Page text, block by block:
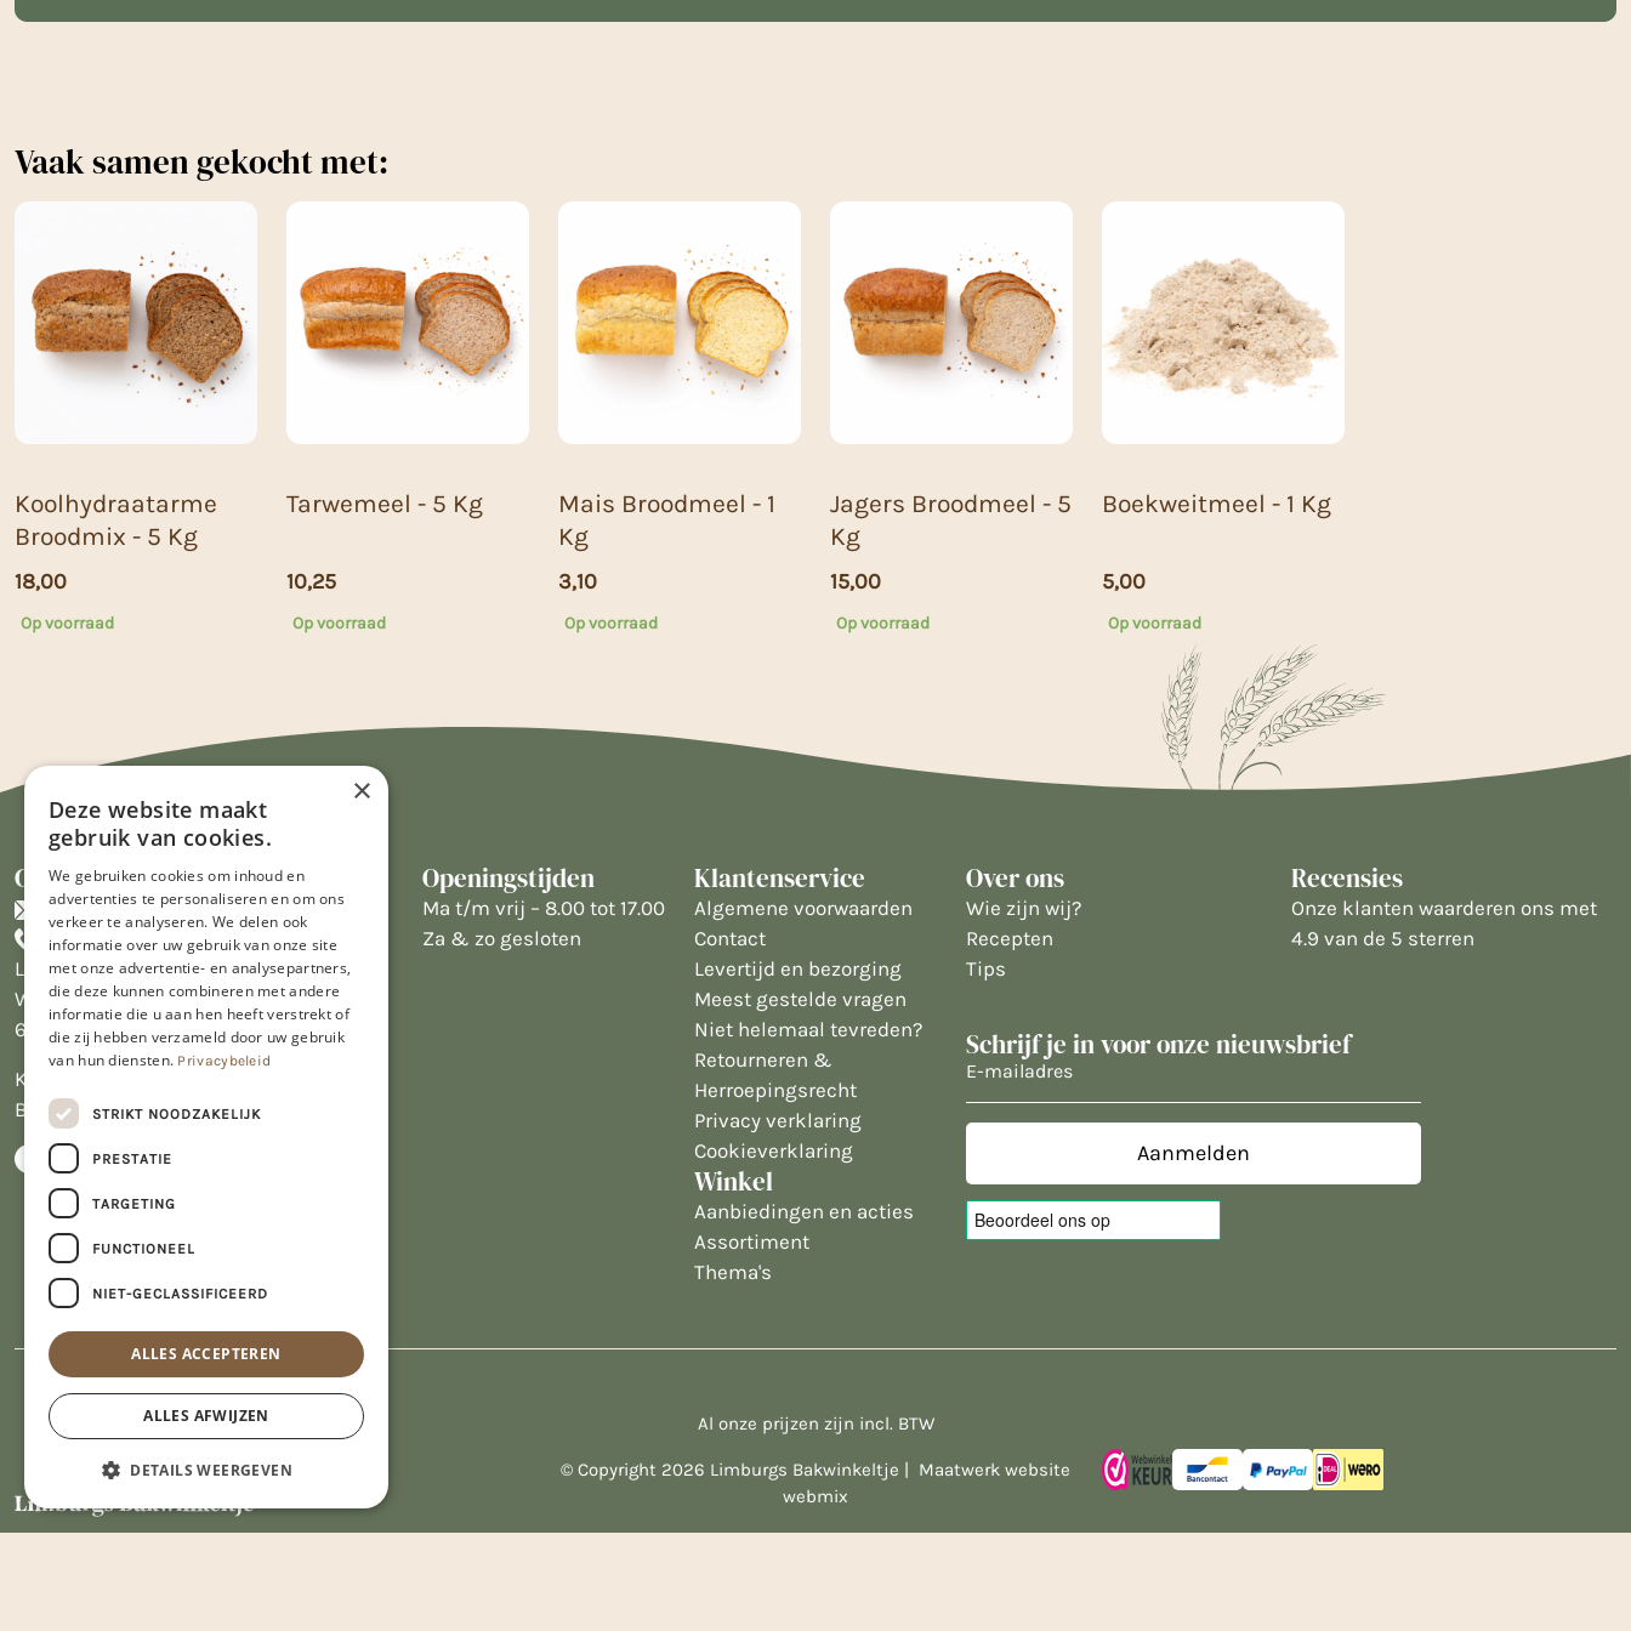
Vaak samen gekocht met:
Koolhydraatarme
Broodmix - 5 Kg
18,00
Op voorraad
Tarwemeel - 5 Kg
10,25
Op voorraad
Mais Broodmeel - 1
Kg
3,10
Op voorraad
Jagers Broodmeel - 5
Kg
15,00
Op voorraad
Boekweitmeel - 1 Kg
5,00
Op voorraad
Contact
info@limburgsbakwinkeltje.nl
+31455226693
Limburgs Bakwinkeltje
Wijngaardsweg 16
6412 PJ Heerlen
KVK 14069470
BTW NL809913914.B01
Openingstijden
Ma t/m vrij – 8.00 tot 17.00
Za & zo gesloten
Klantenservice
Algemene voorwaarden
Contact
Levertijd en bezorging
Meest gestelde vragen
Niet helemaal tevreden?
Retourneren &
Herroepingsrecht
Privacy verklaring
Cookieverklaring
Winkel
Aanbiedingen en acties
Assortiment
Thema's
Over ons
Wie zijn wij?
Recepten
Tips
Recensies
Onze klanten waarderen ons met
4.9 van de 5 sterren
Schrijf je in voor onze nieuwsbrief
E-
mailadres
Al onze prijzen zijn incl. BTW
© Copyright 2026 Limburgs Bakwinkeltje | Maatwerk website
webmix
×
Deze website maakt
gebruik van cookies.
We gebruiken cookies om inhoud en
advertenties te personaliseren en om ons
verkeer te analyseren. We delen ook
informatie over uw gebruik van onze site
met onze advertentie- en analysepartners,
die deze kunnen combineren met andere
informatie die u aan hen heeft verstrekt of
die zij hebben verzameld door uw gebruik
van hun diensten. Privacybeleid
STRIKT NOODZAKELIJK
PRESTATIE
TARGETING
FUNCTIONEEL
NIET-GECLASSIFICEERD
ALLES ACCEPTEREN
ALLES AFWIJZEN
DETAILS WEERGEVEN